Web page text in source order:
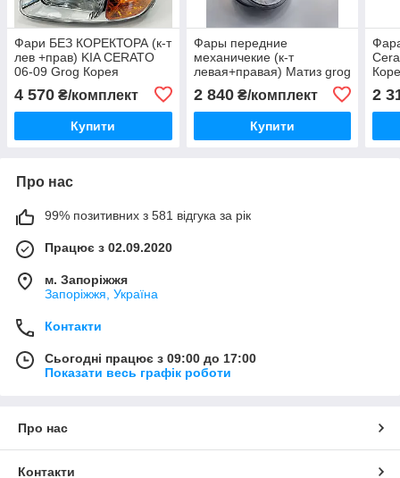
Фари БЕЗ КОРЕКТОРА (к-т
лев +прав) KIA CERATO
06-09 Grog Корея
4 570 ₴/комплект
Купити
Фары передние
механичекие (к-т
левая+правая) Матиз grog
2 840₴/комплект
Купити
2
Про нас
99% позитивних з 581 відгука за рік
Працює з 02.09.2020
м. Запоріжжя
Запоріжжя, Україна
Контакти
Сьогодні працює з 09:00 до 17:00
Показати весь графік роботи
Про нас
Контакти